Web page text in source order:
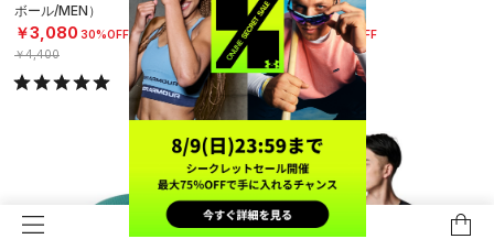
ボール/MEN）
￥3,080 30%OFF
￥4,400
UNISEX）
￥2,69530%OFF
￥3,850